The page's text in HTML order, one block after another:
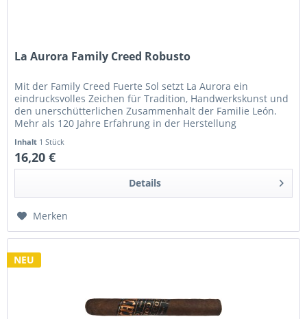
La Aurora Family Creed Robusto
Mit der Family Creed Fuerte Sol setzt La Aurora ein
eindrucksvolles Zeichen für Tradition, Handwerkskunst und
den unerschütterlichen Zusammenhalt der Familie León.
Mehr als 120 Jahre Erfahrung in der Herstellung
Inhalt 1 Stück
16,20 €
Details
Merken
NEU